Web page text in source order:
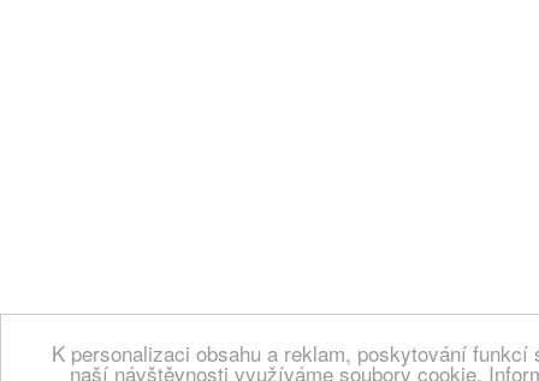
K personalizaci obsahu a reklam, poskytování
naší návštěvnosti využíváme soubory cookie.